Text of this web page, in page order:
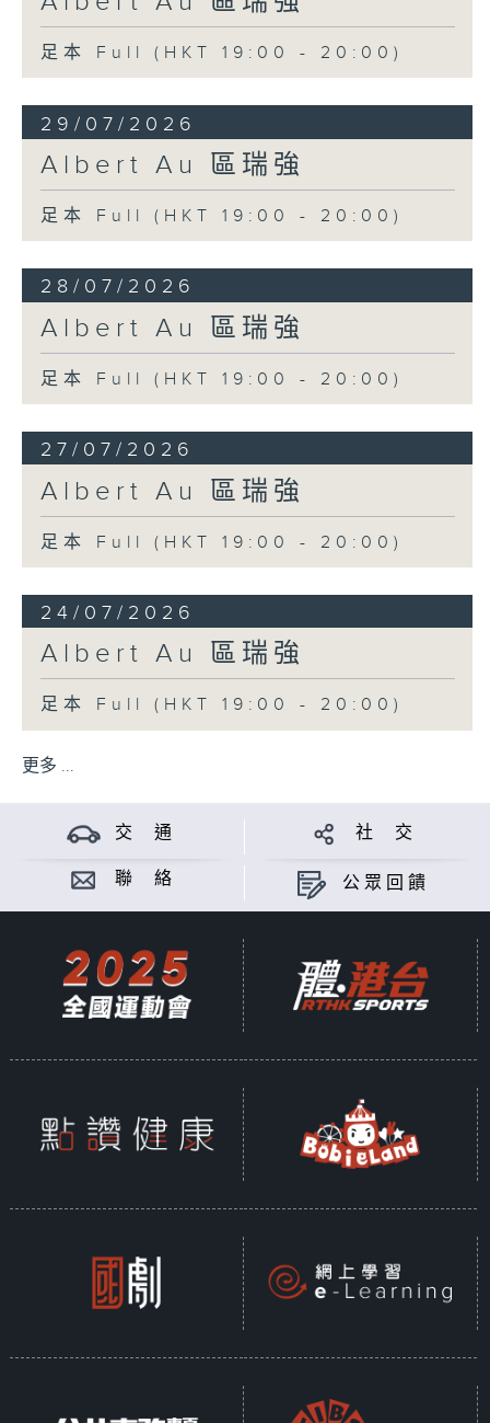
足本 Full (HKT 19:00 - 20:00)
29/07/2026
Albert Au 區瑞強
足本 Full (HKT 19:00 - 20:00)
28/07/2026
Albert Au 區瑞強
足本 Full (HKT 19:00 - 20:00)
27/07/2026
Albert Au 區瑞強
足本 Full (HKT 19:00 - 20:00)
24/07/2026
Albert Au 區瑞強
足本 Full (HKT 19:00 - 20:00)
更多 ...
交 通 社 交
聯 絡 公眾回饋